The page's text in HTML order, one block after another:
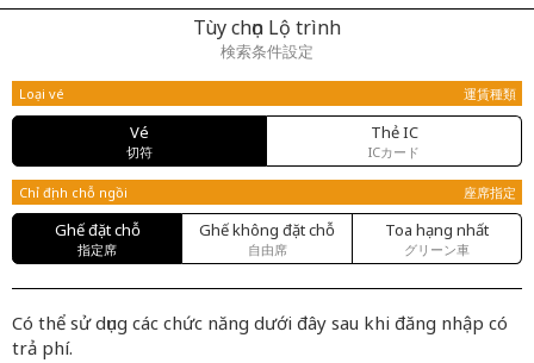
Tùy chọn Lộ trình
検索条件設定
Loại vé 運賃種類
Vé
切符
Thẻ IC
ICカード
Chỉ định chỗ ngồi 座席指定
Ghế đặt chỗ
指定席
Ghế không đặt chỗ
自由席
Toa hạng nhất
グリーン車
Có thể sử dụng các chức năng dưới đây sau khi đăng nhập có
trả phí.